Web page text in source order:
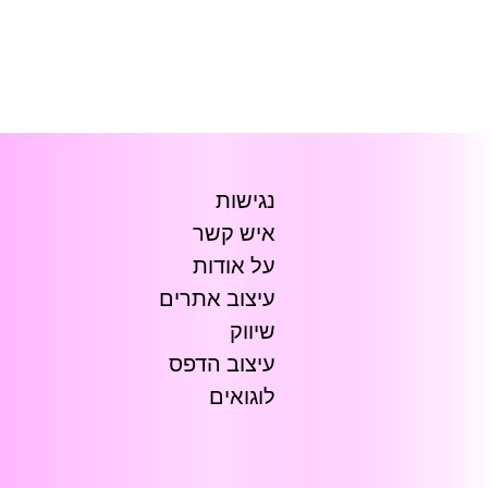
נגישות
איש קשר
על אודות
עיצוב אתרים
שיווק
עיצוב הדפס
לוגואים